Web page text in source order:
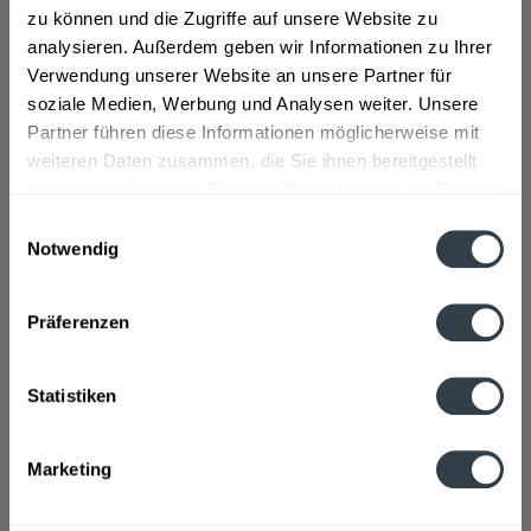
zu können und die Zugriffe auf unsere Website zu
analysieren. Außerdem geben wir Informationen zu Ihrer
Verwendung unserer Website an unsere Partner für
soziale Medien, Werbung und Analysen weiter. Unsere
Partner führen diese Informationen möglicherweise mit
weiteren Daten zusammen, die Sie ihnen bereitgestellt
Notwendig
Präferenzen
Statistiken
Marketing
Mineralwasser mit natürlichen Auszügen von Zitronen und
Limetten" so der Hersteller.
Geschmacksrichtung:
Zitrone
Material:
Glas - Mehrweg
Weitere Artikel von Petrusquelle
Citrusaromamehr
Citrusaroma